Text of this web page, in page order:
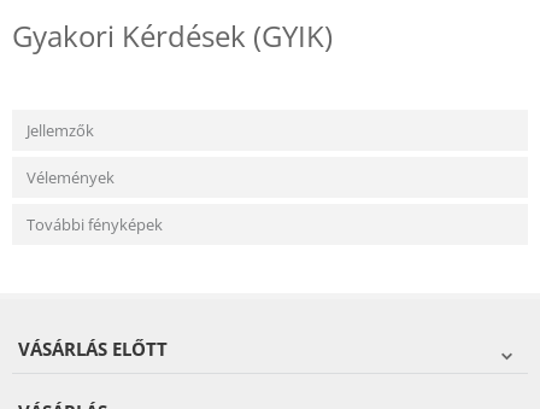
Gyakori Kérdések (GYIK)
Jellemzők
Vélemények
További fényképek
VÁSÁRLÁS ELŐTT